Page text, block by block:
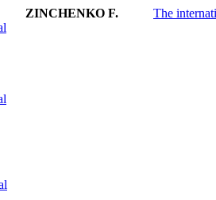
ZINCHENKO F. The